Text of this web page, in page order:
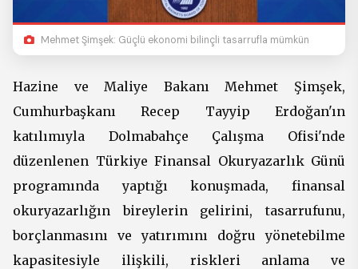
Mehmet Şimşek: Güçlü ekonomi bilinçli tasarrufla mümkün
Hazine ve Maliye Bakanı Mehmet Şimşek,
Cumhurbaşkanı Recep Tayyip Erdoğan'ın
katılımıyla Dolmabahçe Çalışma Ofisi'nde
düzenlenen Türkiye Finansal Okuryazarlık Günü
programında yaptığı konuşmada, finansal
okuryazarlığın bireylerin gelirini, tasarrufunu,
borçlanmasını ve yatırımını doğru yönetebilme
kapasitesiyle ilişkili, riskleri anlama ve